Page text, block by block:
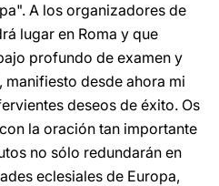
A los organizadores de
lugar en Roma y que
profundo de examen y
desde ahora mi
deseos de éxito. Os
la oración tan importante
no sólo redundarán en
eclesiales de Europa,